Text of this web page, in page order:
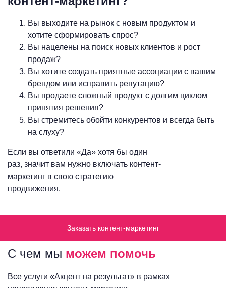
Вы выходите на рынок с новым продуктом и
хотите сформировать спрос?
Вы нацелены на поиск новых клиентов и рост
продаж?
Вы хотите создать приятные ассоциации с вашим
брендом или исправить репутацию?
Вы продаете сложный продукт с долгим циклом
принятия решения?
Вы стремитесь обойти конкурентов и всегда быть
на слуху?
Если вы ответили «Да» хотя бы один
раз, значит вам нужно включать контент-
маркетинг в свою стратегию
продвижения.
Заказать контент-маркетинг
С чем мы можем помочь
Все услуги «Акцент на результат» в рамках